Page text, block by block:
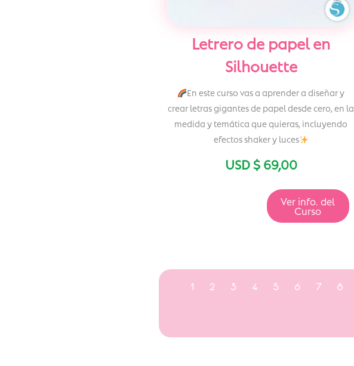
Letrero de papel en
Silhouette
En este curso vas a aprender a diseñar y
crear letras gigantes de papel desde cero, en la
medida y temática que quieras, incluyendo
efectos shaker y luces
USD $ 69,00
Ver info. del
Curso
1 2 3 4 5 6 7 8